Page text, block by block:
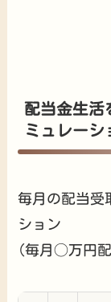
配当金生活
ミュレーシ
毎月の配当受
ション
(毎月◯万円